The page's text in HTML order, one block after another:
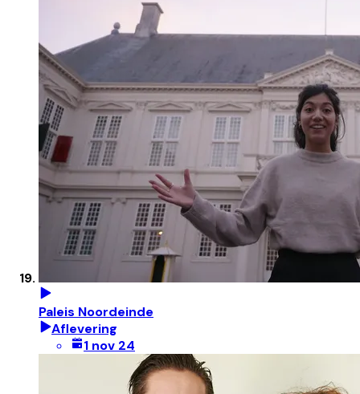
Paleis Noordeinde
Aflevering
1 nov 24